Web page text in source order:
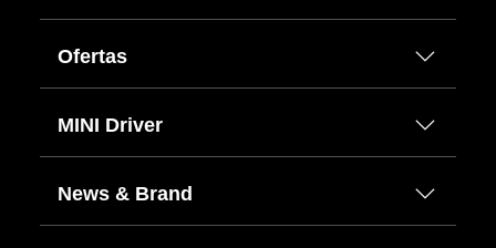
Ofertas
MINI Driver
News & Brand